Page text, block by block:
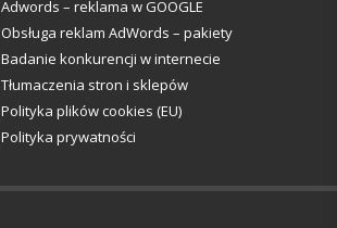
Adwords – reklama w GOOGLE
Obsługa reklam AdWords – pakiety
Badanie konkurencji w internecie
Tłumaczenia stron i sklepów
Polityka plików cookies (EU)
Polityka prywatności